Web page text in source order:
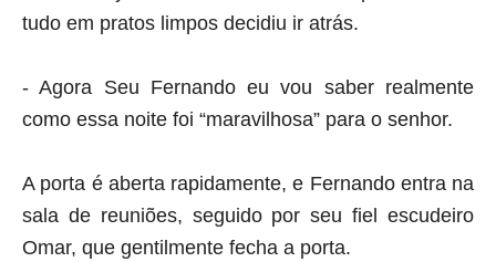
tudo em pratos limpos decidiu ir atrás.
- Agora Seu Fernando eu vou saber realmente
como essa noite foi “maravilhosa” para o senhor.
A porta é aberta rapidamente, e Fernando entra na
sala de reuniões, seguido por seu fiel escudeiro
Omar, que gentilmente fecha a porta.